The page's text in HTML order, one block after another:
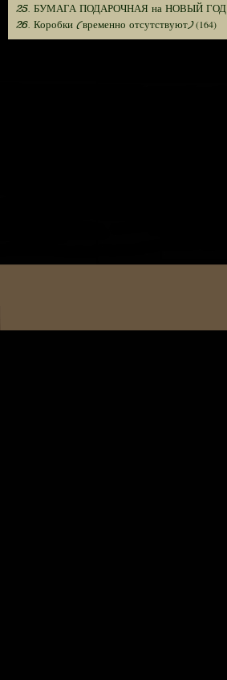
25. БУМАГА ПОДАРОЧНАЯ на НОВЫЙ ГОД
26. Коробки (временно отсутствуют)(164)